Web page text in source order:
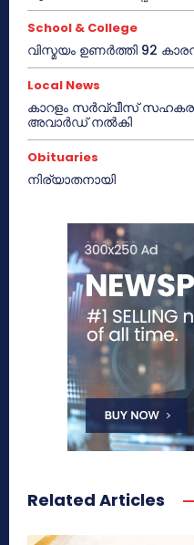
School & College
വിസ്മയം ഉണർത്തി 92
Local News
കാറളം സർവ്വീസ്
അവാർഡ് നൽകി
Obituaries
നിര്യാതനായി
Related Articles